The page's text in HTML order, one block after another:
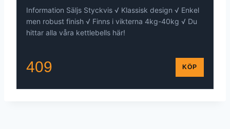
Information Säljs Styckvis √ Klassisk design √ Enkel
men robust finish √ Finns i vikterna 4kg-40kg √ Du
hittar alla våra kettlebells här!
409 KÖP